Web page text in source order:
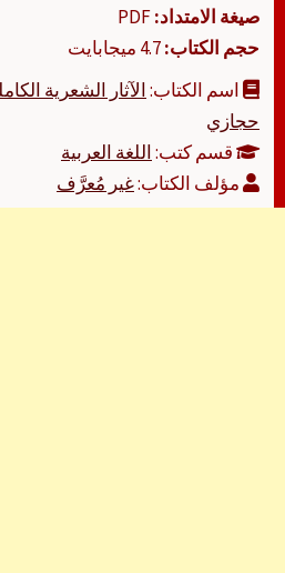
صيغة الامتداد:
حجم الكتاب:
اسم الكتاب:الآثار الشعرية
حجازي
قسم كتب:اللغة العربية
مؤلف الكتاب:غير مُعرَّف